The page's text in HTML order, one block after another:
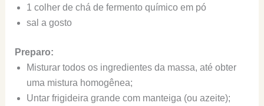
1 colher de chá de fermento químico em pó
sal a gosto
Preparo:
Misturar todos os ingredientes da massa, até obter
uma mistura homogênea;
Untar frigideira grande com manteiga (ou azeite);